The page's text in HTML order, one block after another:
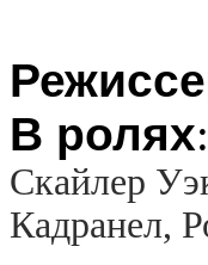
В ролях:
Скайлер
Кадранел,